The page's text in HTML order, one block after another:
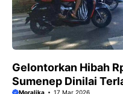
Gelontorkan Hibah
Sumenep Dinilai
Moralika 17 Mar 2026